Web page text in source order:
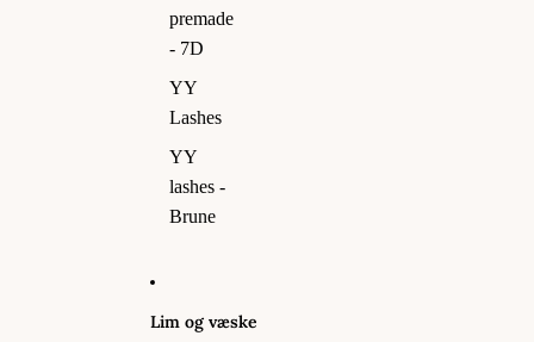
premade
- 7D
YY
Lashes
YY
lashes -
Brune
Lim og væske